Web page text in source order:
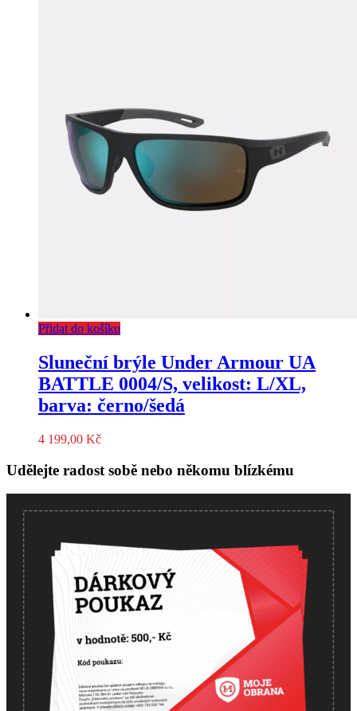
Přidat do košíku
Sluneční brýle Under Armour UA
BATTLE 0004/S, velikost: L/XL,
barva: černo/šedá
4 199,00 Kč
Udělejte radost sobě nebo někomu blízkému